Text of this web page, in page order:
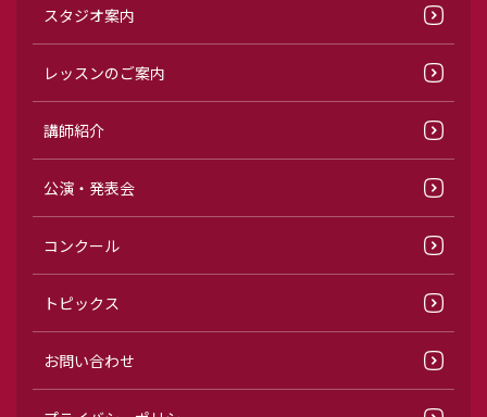
スタジオ案内
レッスンのご案内
講師紹介
公演・発表会
コンクール
トピックス
お問い合わせ